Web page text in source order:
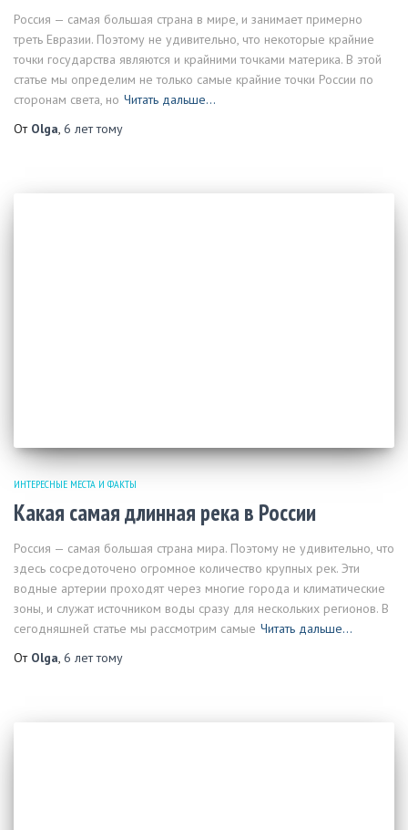
Россия — самая большая страна в мире, и занимает примерно
треть Евразии. Поэтому не удивительно, что некоторые крайние
точки государства являются и крайними точками материка. В этой
статье мы определим не только самые крайние точки России по
сторонам света, но Читать дальше…
От Olga, 6 леттому
ИНТЕРЕСНЫЕ МЕСТА И ФАКТЫ
Какая самая длинная река в России
Россия — самая большая страна мира. Поэтому не удивительно, что
здесь сосредоточено огромное количество крупных рек. Эти
водные артерии проходят через многие города и климатические
зоны, и служат источником воды сразу для нескольких регионов. В
сегодняшней статье мы рассмотрим самые Читать дальше…
От Olga, 6 леттому